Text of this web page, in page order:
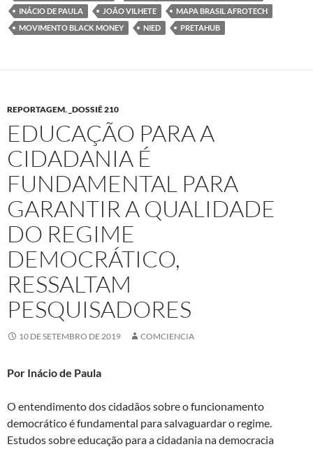
INÁCIO DE PAULA
JOÃO VILHETE
MAPA BRASIL AFROTECH
MOVIMENTO BLACK MONEY
NIED PRETAHUB
REPORTAGEM, _DOSSIÊ 210
EDUCAÇÃO PARA A
CIDADANIA É
FUNDAMENTAL PARA
GARANTIR A QUALIDADE
DO REGIME
DEMOCRÁTICO,
RESSALTAM
PESQUISADORES
10 DE SETEMBRO DE 2019 COMCIENCIA
Por Inácio de Paula
O entendimento dos cidadãos sobre o funcionamento
democrático é fundamental para salvaguardar o regime.
Estudos sobre educação para a cidadania na democracia